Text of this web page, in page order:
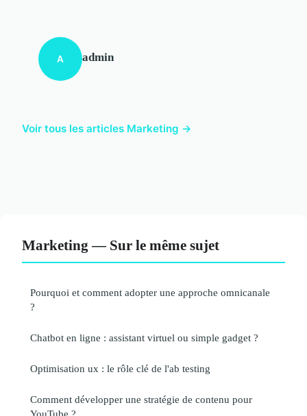
A admin
Voir tous les articles Marketing →
Marketing — Sur le même sujet
Pourquoi et comment adopter une approche omnicanale
?
Chatbot en ligne : assistant virtuel ou simple gadget ?
Optimisation ux : le rôle clé de l'ab testing
Comment développer une stratégie de contenu pour